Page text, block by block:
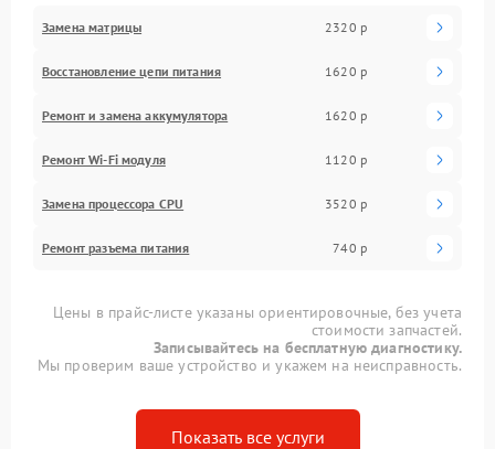
Замена матрицы 2320 р
Восстановление цепи питания 1620 р
Ремонт и замена аккумулятора 1620 р
Ремонт Wi-Fi модуля 1120 р
Замена процессора CPU 3520 р
Ремонт разъема питания 740 р
Цены в прайс-листе указаны ориентировочные, без учета
стоимости запчастей.
Записывайтесь на бесплатную диагностику.
Мы проверим ваше устройство и укажем на неисправность.
Показать все услуги